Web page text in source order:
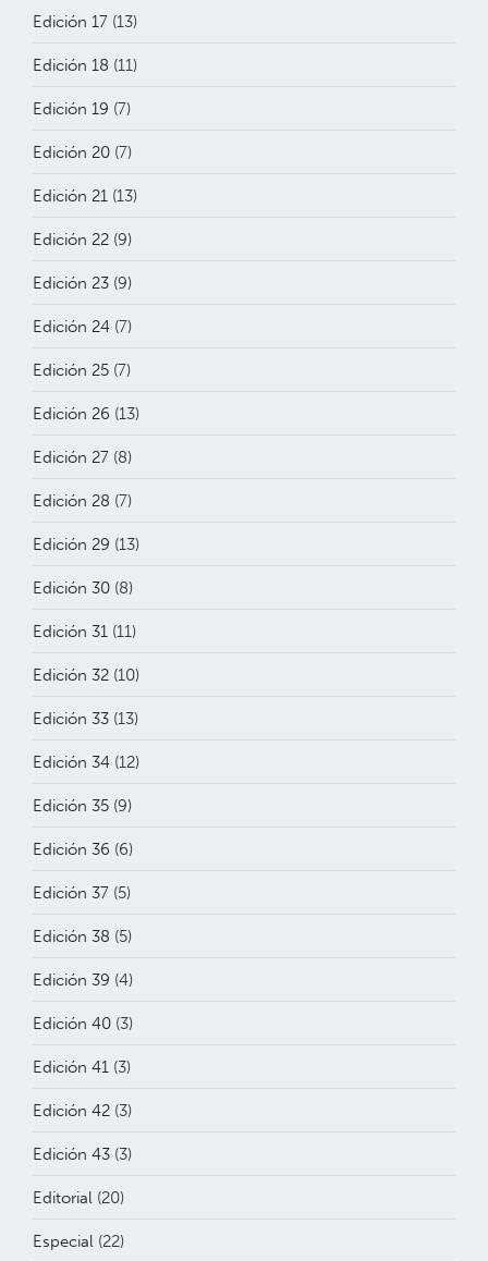
Edición 17 (13)
Edición 18 (11)
Edición 19 (7)
Edición 20 (7)
Edición 21 (13)
Edición 22 (9)
Edición 23 (9)
Edición 24 (7)
Edición 25 (7)
Edición 26 (13)
Edición 27 (8)
Edición 28 (7)
Edición 29 (13)
Edición 30 (8)
Edición 31 (11)
Edición 32 (10)
Edición 33 (13)
Edición 34 (12)
Edición 35 (9)
Edición 36 (6)
Edición 37 (5)
Edición 38 (5)
Edición 39 (4)
Edición 40 (3)
Edición 41 (3)
Edición 42 (3)
Edición 43 (3)
Editorial (20)
Especial (22)